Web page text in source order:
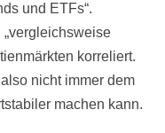
und ETFs“.
korreliert.
nicht immer dem
machen kann.